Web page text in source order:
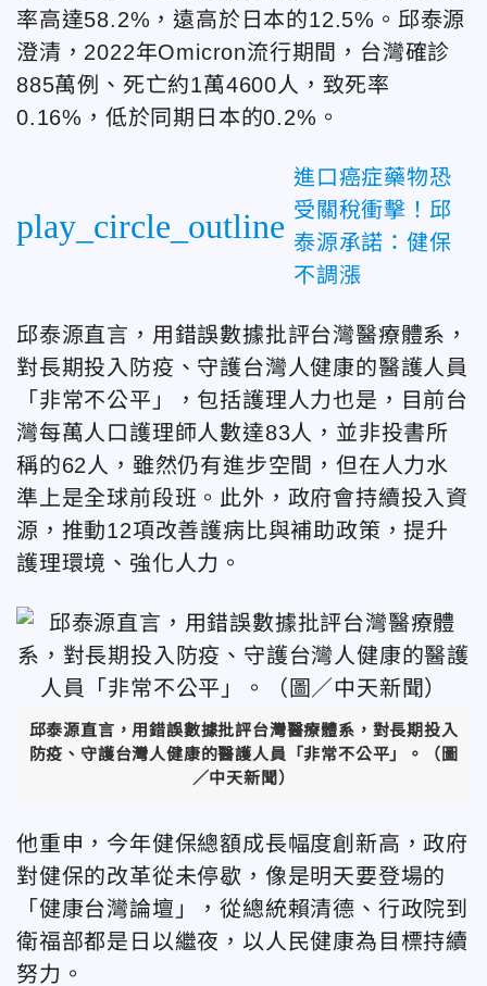
率高達58.2%，遠高於日本的12.5%。邱泰源
澄清，2022年Omicron流行期間，台灣確診
885萬例、死亡約1萬4600人，致死率
0.16%，低於同期日本的0.2%。
play_circle_outline
進口癌症藥物恐
受關稅衝擊！邱
泰源承諾：健保
不調漲
邱泰源直言，用錯誤數據批評台灣醫療體系，
對長期投入防疫、守護台灣人健康的醫護人員
「非常不公平」，包括護理人力也是，目前台
灣每萬人口護理師人數達83人，並非投書所
稱的62人，雖然仍有進步空間，但在人力水
準上是全球前段班。此外，政府會持續投入資
源，推動12項改善護病比與補助政策，提升
護理環境、強化人力。
邱泰源直言，用錯誤數據批評台灣醫療體系，對長期投入
防疫、守護台灣人健康的醫護人員「非常不公平」。（圖
／中天新聞）
他重申，今年健保總額成長幅度創新高，政府
對健保的改革從未停歇，像是明天要登場的
「健康台灣論壇」，從總統賴清德、行政院到
衛福部都是日以繼夜，以人民健康為目標持續
努力。